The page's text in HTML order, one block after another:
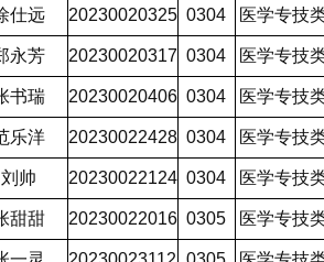
仕远 20230020325 0304 医学专技
永芳 20230020317 0304 医学专技
书瑞 20230020406 0304 医学专技
乐洋 20230022428 0304 医学专技
刘帅 20230022124 0304 医学专技
甜甜 20230022016 0305 医学专技